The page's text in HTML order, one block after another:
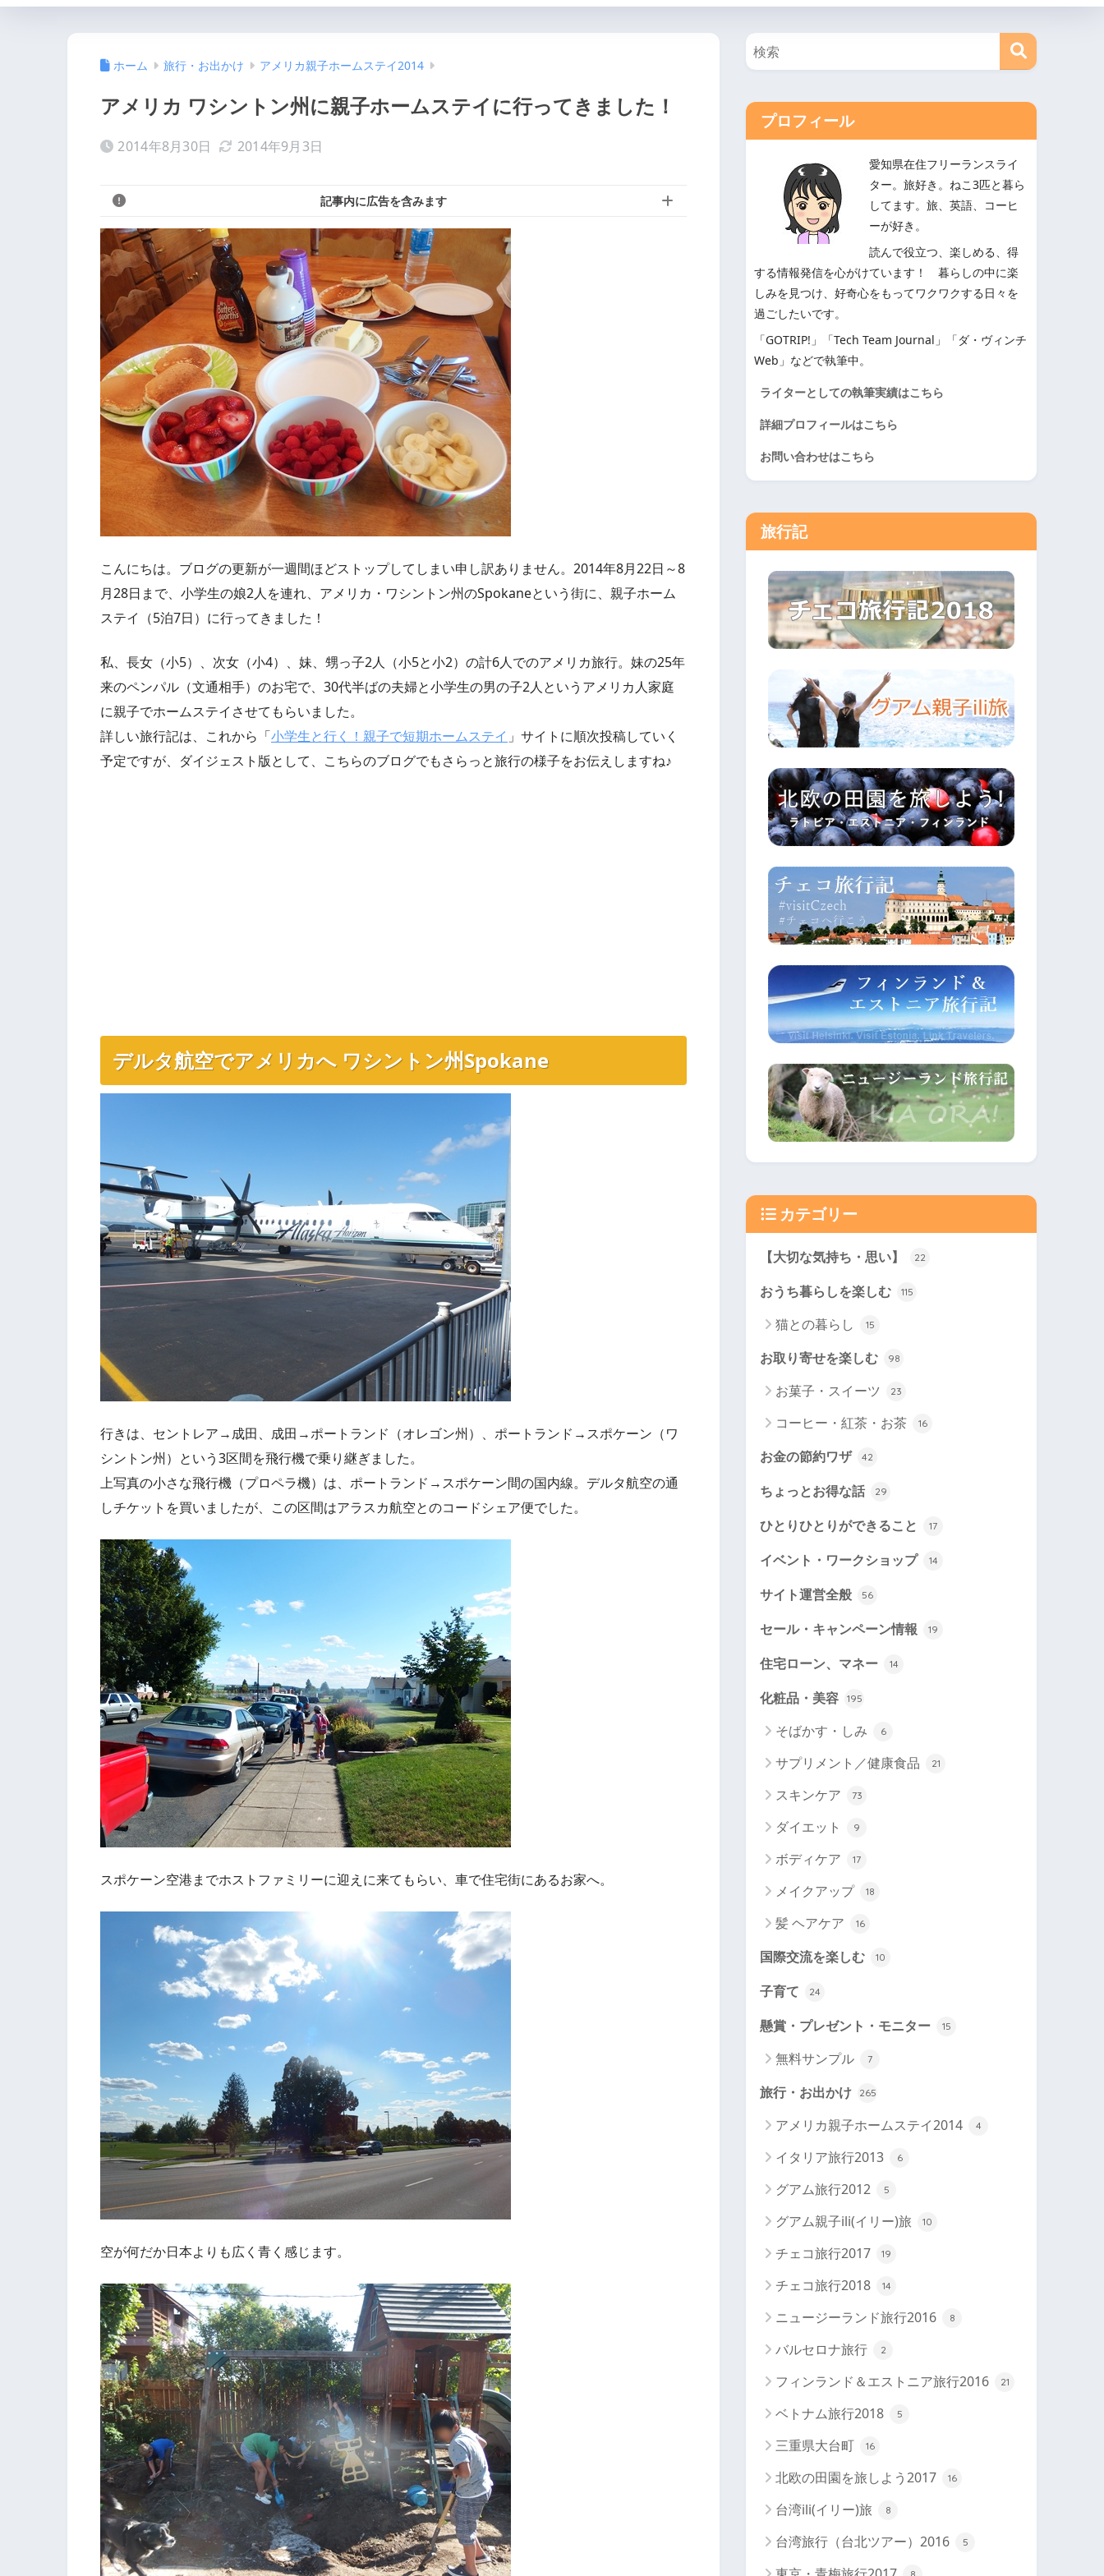
ホーム 旅行・お出かけ アメリカ親子ホームステイ2014
アメリカ ワシントン州に親子ホームステイに行ってきました！
2014年8月30日 2014年9月3日
記事内に広告を含みます
こんにちは。ブログの更新が一週間ほどストップしてしまい申し訳ありません。2014年8月22日～8
月28日まで、小学生の娘2人を連れ、アメリカ・ワシントン州のSpokaneという街に、親子ホーム
ステイ（5泊7日）に行ってきました！
私、長女（小5）、次女（小4）、妹、甥っ子2人（小5と小2）の計6人でのアメリカ旅行。妹の25年
来のペンパル（文通相手）のお宅で、30代半ばの夫婦と小学生の男の子2人というアメリカ人家庭
に親子でホームステイさせてもらいました。
詳しい旅行記は、これから「小学生と行く！親子で短期ホームステイ 」サイトに順次投稿していく
予定ですが、ダイジェスト版として、こちらのブログでもさらっと旅行の様子をお伝えしますね♪
デルタ航空でアメリカへ ワシントン州Spokane
行きは、セントレア→成田、成田→ポートランド（オレゴン州）、ポートランド→スポケーン（ワ
シントン州）という3区間を飛行機で乗り継ぎました。
上写真の小さな飛行機（プロペラ機）は、ポートランド→スポケーン間の国内線。デルタ航空の通
しチケットを買いましたが、この区間はアラスカ航空とのコードシェア便でした。
スポケーン空港までホストファミリーに迎えに来てもらい、車で住宅街にあるお家へ。
空が何だか日本よりも広く青く感じます。
プロフィール
愛知県在住フリーランスライ
ター。旅好き。ねこ3匹と暮ら
してます。旅、英語、コーヒ
ーが好き。
読んで役立つ、楽しめる、得
する情報発信を心がけています！ 暮らしの中に楽
しみを見つけ、好奇心をもってワクワクする日々を
過ごしたいです。
「GOTRIP!」「Tech Team Journal」「ダ・ヴィンチ
Web」などで執筆中。
ライターとしての執筆実績はこちら
詳細プロフィールはこちら
お問い合わせはこちら
旅行記
カテゴリー
【大切な気持ち・思い】 22
おうち暮らしを楽しむ 115
猫との暮らし 15
お取り寄せを楽しむ 98
お菓子・スイーツ 23
コーヒー・紅茶・お茶 16
お金の節約ワザ 42
ちょっとお得な話 29
ひとりひとりができること 17
イベント・ワークショップ 14
サイト運営全般 56
セール・キャンペーン情報 19
住宅ローン、マネー 14
化粧品・美容 195
そばかす・しみ 6
サプリメント／健康食品 21
スキンケア 73
ダイエット 9
ボディケア 17
メイクアップ 18
髪 ヘアケア 16
国際交流を楽しむ 10
子育て 24
懸賞・プレゼント・モニター 15
無料サンプル 7
旅行・お出かけ 265
アメリカ親子ホームステイ2014 4
イタリア旅行2013 6
グアム旅行2012 5
グアム親子ili(イリー)旅 10
チェコ旅行2017 19
チェコ旅行2018 14
ニュージーランド旅行2016 8
バルセロナ旅行 2
フィンランド＆エストニア旅行2016 21
ベトナム旅行2018 5
三重県大台町 16
北欧の田園を旅しよう2017 16
台湾ili(イリー)旅 8
台湾旅行（台北ツアー）2016 5